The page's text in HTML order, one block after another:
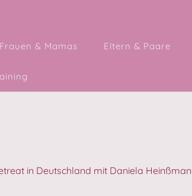
Frauen & Mamas Eltern & Paare
in Deutschland mit Daniela